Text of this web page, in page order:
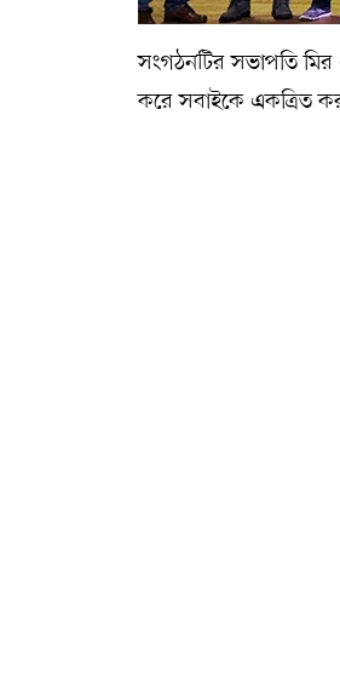
সংগঠনটির সভাপতি
করে সবাইকে একত্রিত